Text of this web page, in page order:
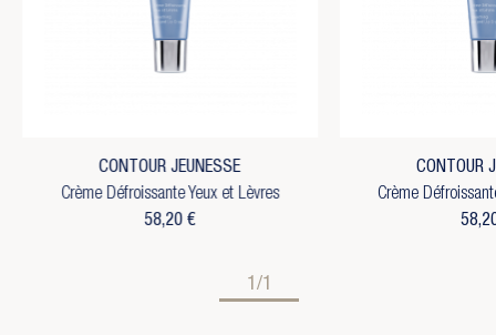
CONTOUR JEUNESSE
Crème Défroissante Yeux et Lèvres
58,20 €
CONTOUR
Crème
1/1